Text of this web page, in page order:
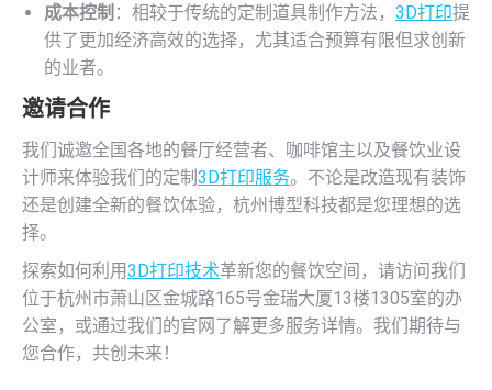
成本控制 ：相较于传统的定制道具制作方法， 3D打印提
供了更加经济高效的选择，尤其适合预算有限但求创新
的业者。
邀请合作
我们诚邀全国各地的餐厅经营者、咖啡馆主以及餐饮业设
计师来体验我们的定制 3D打印服务。不论是改造现有装饰
还是创建全新的餐饮体验，杭州博型科技都是您理想的选
择。
探索如何利用3D打印技术革新您的餐饮空间，请访问我们
位于杭州市萧山区金城路165号金瑞大厦13楼1305室的办
公室，或通过我们的官网了解更多服务详情。我们期待与
您合作，共创未来！